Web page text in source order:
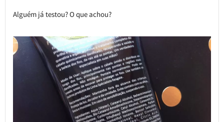
Alguém já testou? O que achou?